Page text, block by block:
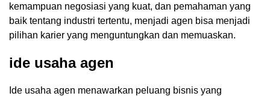
kemampuan negosiasi yang kuat, dan pemahaman yang
baik tentang industri tertentu, menjadi agen bisa menjadi
pilihan karier yang menguntungkan dan memuaskan.
ide usaha agen
Ide usaha agen menawarkan peluang bisnis yang